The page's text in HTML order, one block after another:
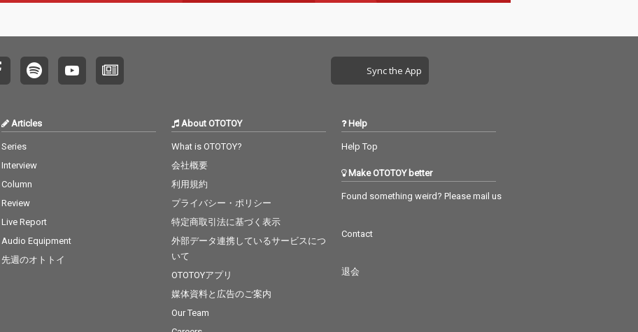
Sync the App
Articles
Series
Interview
Column
Review
Live Report
Audio Equipment
先週のオトトイ
About OTOTOY
What is OTOTOY?
会社概要
利用規約
プライバシー・ポリシー
特定商取引法に基づく表示
外部データ連携しているサービスにつ
いて
OTOTOYアプリ
媒体資料と広告のご案内
Our Team
Help
Help Top
Make OTOTOY better
Found something weird? Please mail us
Contact
退会